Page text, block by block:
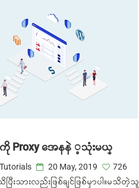
ကို Proxy အေနနဲ ့သံုးမယ္
20 May, 2019
726
းသားလည်းဖြစ်ချင်ဖြစ်မှာပါ။မသိတဲ့သူ